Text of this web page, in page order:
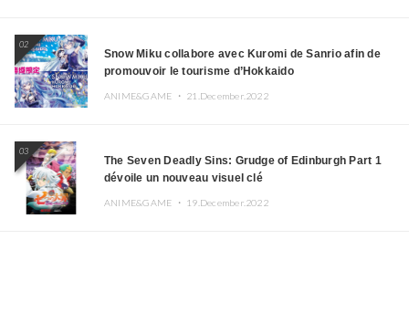
02
Snow Miku collabore avec Kuromi de Sanrio afin de
promouvoir le tourisme d’Hokkaido
ANIME&GAME ・ 21.December.2022
03
The Seven Deadly Sins: Grudge of Edinburgh Part 1
dévoile un nouveau visuel clé
ANIME&GAME ・ 19.December.2022